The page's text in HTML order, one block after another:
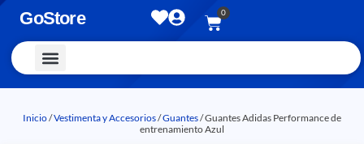
GoStore 0
Inicio/Vestimenta y Accesorios/Guantes/ Guantes Adidas Performance de
entrenamiento Azul